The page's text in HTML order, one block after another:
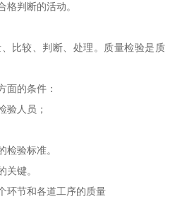
判断的活动。
较、判断、处理。质量检验是质
的条件：
人员；
验标准。
键。
节和各道工序的质量